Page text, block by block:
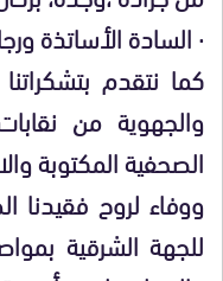
·السادة الأساتذة
كما نتقدم
والجهوية من
الصحفية المكتوبة
ووفاء لروح فقيدنا
للجهة الشرقية